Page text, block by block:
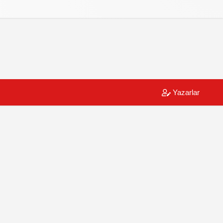
Yazarlar